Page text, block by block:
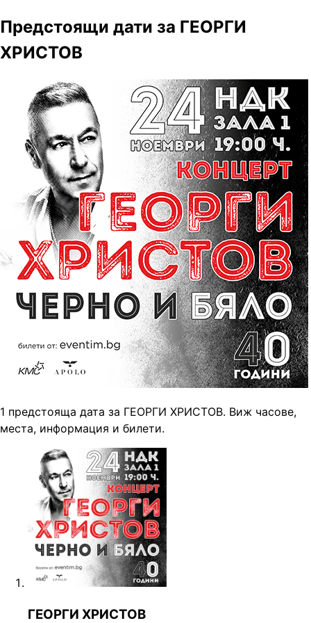
Предстоящи дати за ГЕОРГИ
ХРИСТОВ
1 предстояща дата за ГЕОРГИ ХРИСТОВ. Виж часове,
места, информация и билети.
ГЕОРГИ ХРИСТОВ